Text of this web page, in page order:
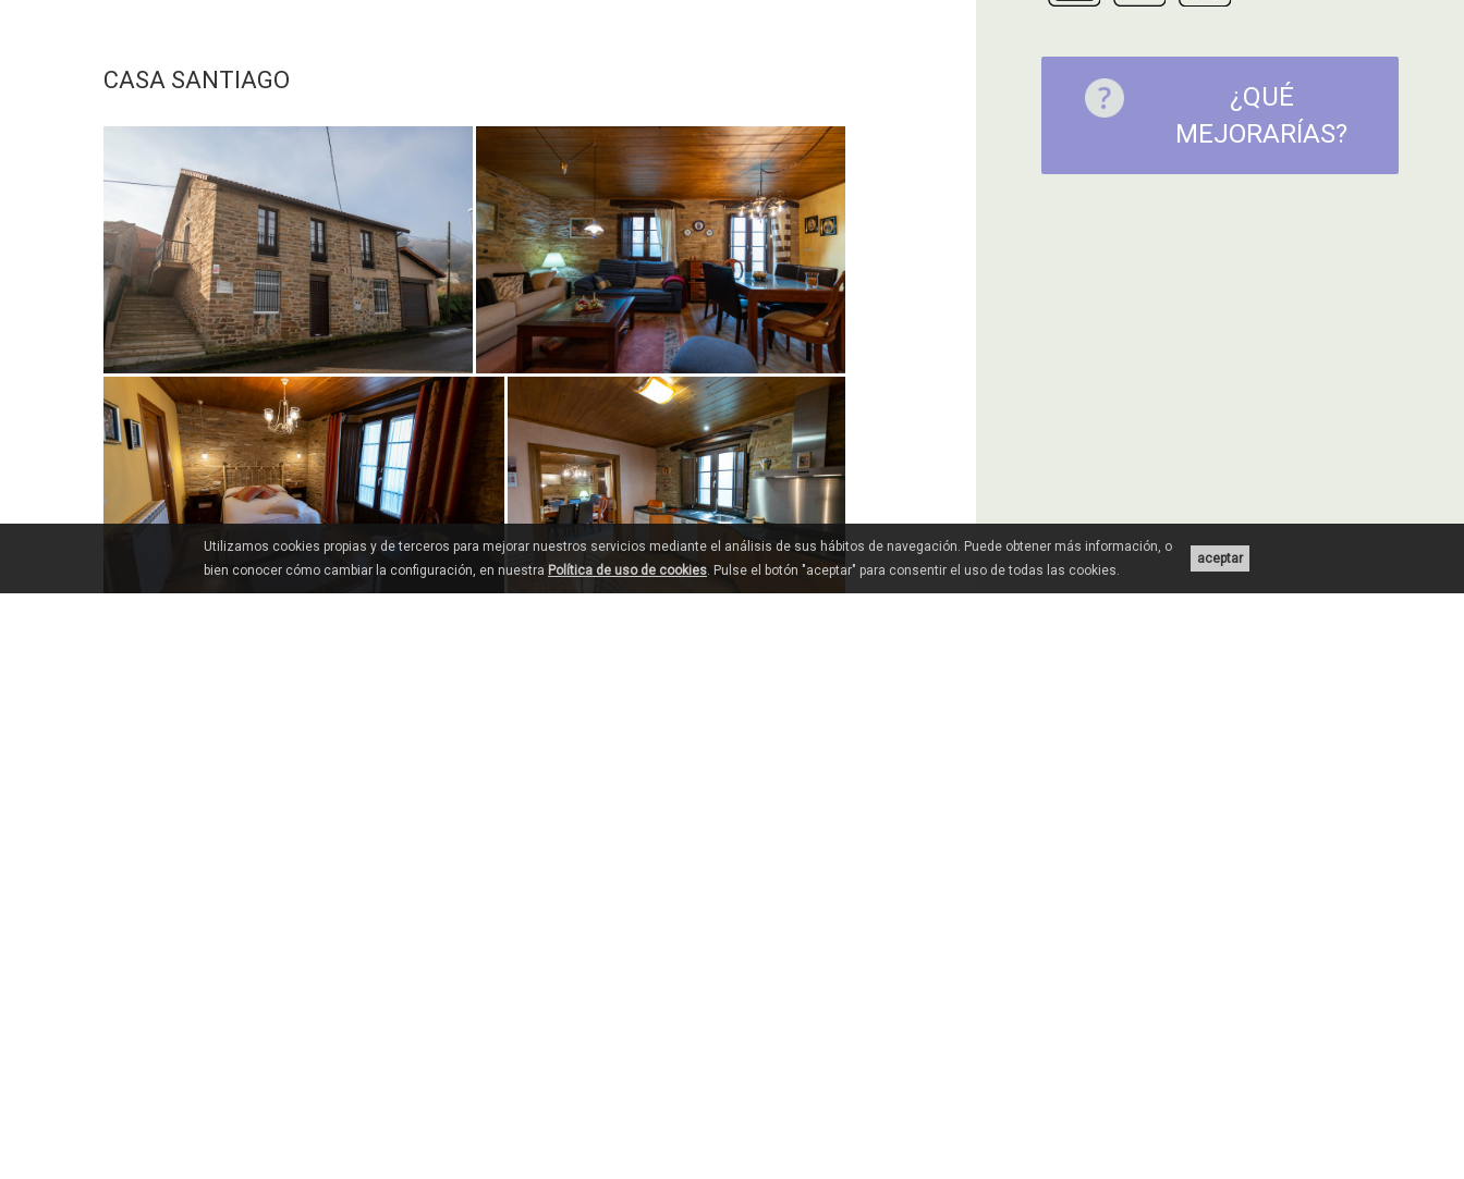
CASA SANTIAGO
¿QUÉ
MEJORARÍAS?
aceptar
Utilizamos cookies propias y de terceros para mejorar nuestros servicios mediante el análisis de sus hábitos de navegación. Puede obtener más información, o
bien conocer cómo cambiar la configuración, en nuestra Política de uso de cookies. Pulse el botón "aceptar" para consentir el uso de todas las cookies.